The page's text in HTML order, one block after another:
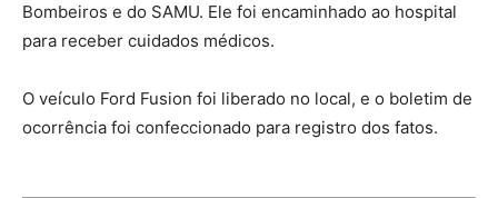
Bombeiros e do SAMU. Ele foi encaminhado ao hospital
para receber cuidados médicos.
O veículo Ford Fusion foi liberado no local, e o boletim de
ocorrência foi confeccionado para registro dos fatos.